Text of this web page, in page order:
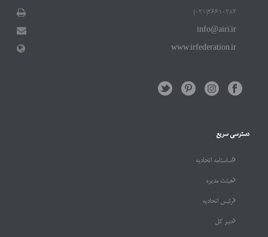
۲۶۶۱۰۲۸۲(۰۲۱)
info@airi.ir
www.irfederation.ir
دسترسی سریع
اساسنامه اتحادیه
هیئت مدیره
رئیس اتحادیه
دبیر کل